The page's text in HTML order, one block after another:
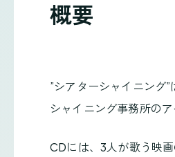
概要
”シアターシャイニング
シャイニング事務所の
CDには、3人が歌う映